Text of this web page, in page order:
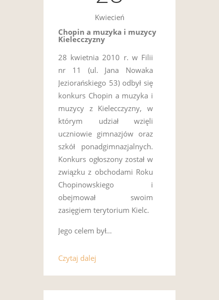
Kwiecień
Chopin a muzyka i muzycy
Kielecczyzny
28 kwietnia 2010 r. w Filii
nr 11 (ul. Jana Nowaka
Jeziorańskiego 53) odbył się
konkurs Chopin a muzyka i
muzycy z Kielecczyzny, w
którym udział wzięli
uczniowie gimnazjów oraz
szkół ponadgimnazjalnych.
Konkurs ogłoszony został w
związku z obchodami Roku
Chopinowskiego i
obejmował swoim
zasięgiem terytorium Kielc.
Jego celem był…
Czytaj dalej